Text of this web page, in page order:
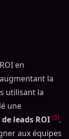
en
la
utilisant la
une
leads ROI [3].
aux équipes